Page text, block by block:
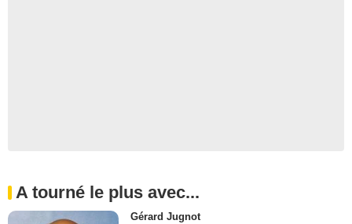
A tourné le plus avec...
Gérard Jugnot